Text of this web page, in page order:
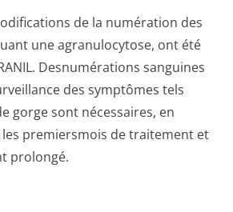
de la numération des
une agranulocytose, ont été
Desnumérations sanguines
des symptômes tels
gorge sont nécessaires, en
premiersmois de traitement et
prolongé.